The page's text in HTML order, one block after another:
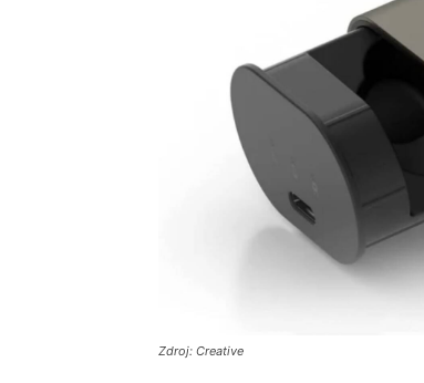
Zdroj: Creative